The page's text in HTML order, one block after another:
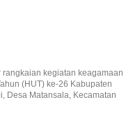
kegiatan keagamaan
(HUT) ke-26 Kabupaten
Desa Matansala, Kecamatan